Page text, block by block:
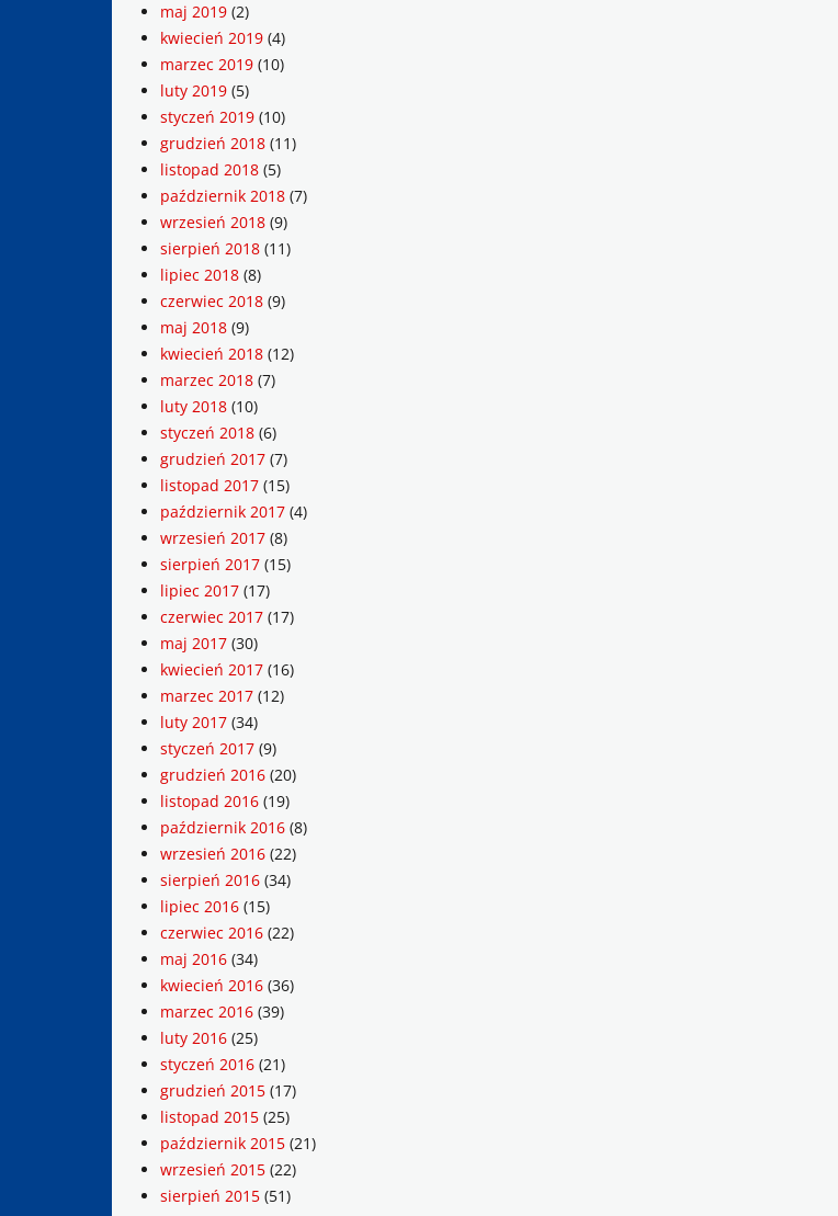
maj 2019 (2)
kwiecień 2019 (4)
marzec 2019 (10)
luty 2019 (5)
styczeń 2019 (10)
grudzień 2018 (11)
listopad 2018 (5)
październik 2018 (7)
wrzesień 2018 (9)
sierpień 2018 (11)
lipiec 2018 (8)
czerwiec 2018 (9)
maj 2018 (9)
kwiecień 2018 (12)
marzec 2018 (7)
luty 2018 (10)
styczeń 2018 (6)
grudzień 2017 (7)
listopad 2017 (15)
październik 2017 (4)
wrzesień 2017 (8)
sierpień 2017 (15)
lipiec 2017 (17)
czerwiec 2017 (17)
maj 2017 (30)
kwiecień 2017 (16)
marzec 2017 (12)
luty 2017 (34)
styczeń 2017 (9)
grudzień 2016 (20)
listopad 2016 (19)
październik 2016 (8)
wrzesień 2016 (22)
sierpień 2016 (34)
lipiec 2016 (15)
czerwiec 2016 (22)
maj 2016 (34)
kwiecień 2016 (36)
marzec 2016 (39)
luty 2016 (25)
styczeń 2016 (21)
grudzień 2015 (17)
listopad 2015 (25)
październik 2015 (21)
wrzesień 2015 (22)
sierpień 2015 (51)